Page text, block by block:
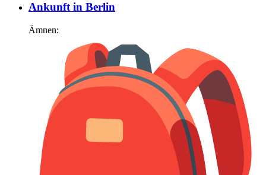
Ankunft in Berlin
Ämnen: